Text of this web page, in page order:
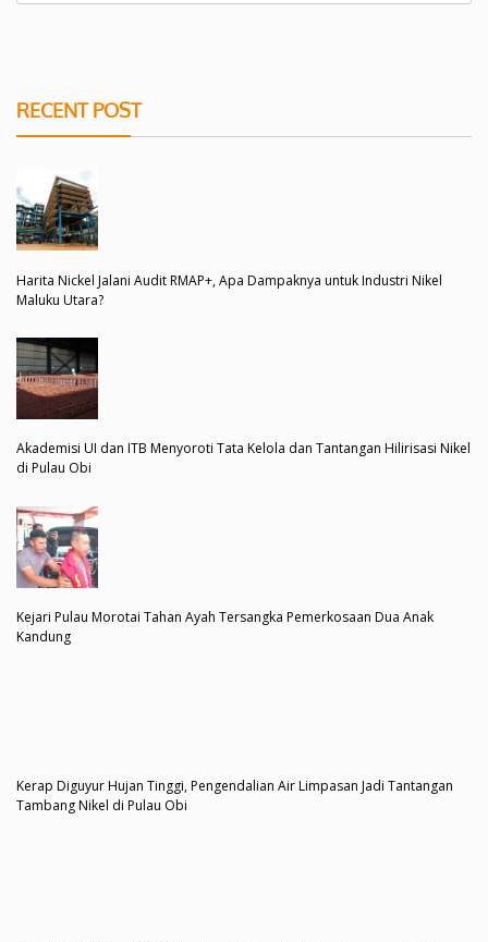
RECENT POST
Harita Nickel Jalani Audit RMAP+, Apa Dampaknya untuk Industri Nikel
Maluku Utara?
Akademisi UI dan ITB Menyoroti Tata Kelola dan Tantangan Hilirisasi Nikel
di Pulau Obi
Kejari Pulau Morotai Tahan Ayah Tersangka Pemerkosaan Dua Anak
Kandung
Kerap Diguyur Hujan Tinggi, Pengendalian Air Limpasan Jadi Tantangan
Tambang Nikel di Pulau Obi